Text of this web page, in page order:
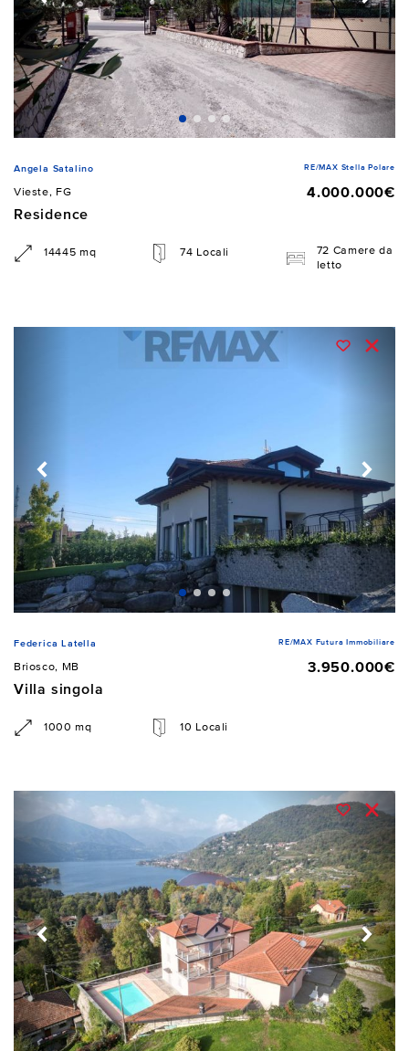
Angela Satalino RE/MAX Stella Polare
Vieste, FG
4.000.000€
Residence
14445 mq 74 Locali
72 Camere da
letto
Federica Latella RE/MAX Futura Immobiliare
Briosco, MB
3.950.000€
Villa singola
1000 mq 10 Locali